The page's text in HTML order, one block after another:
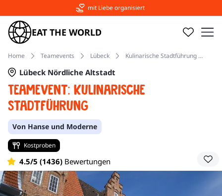
mit Liebe organisiert
EAT THE WORLD
Home Teamevents Lübeck Kulinarische Stadtführung Nördliche Altstadt
Teamevent: Kulinarische
Stadtführung
Lübeck Nördliche Altstadt
Von Hanse und Moderne
Kostproben
4.5/5 (1436) Bewertungen